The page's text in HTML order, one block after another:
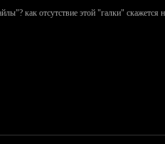
как отсутствие этой "галки" скажется